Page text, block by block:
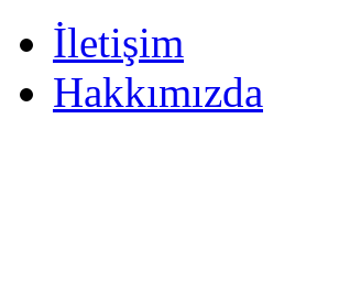
İletişim
Hakkımızda